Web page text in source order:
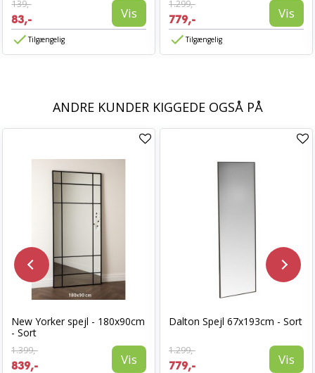
139,-
83,- Vis
Tilgængelig
1.299,-
779,- Vis
Tilgængelig
ANDRE KUNDER KIGGEDE OGSÅ PÅ
New Yorker spejl - 180x90cm
- Sort
1.399,-
839,- Vis
Dalton Spejl 67x193cm - Sort
1.299,-
779,- Vis